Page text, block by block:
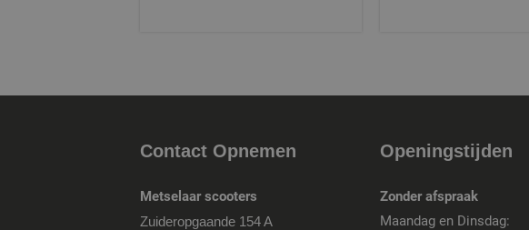
Contact Opnemen
Metselaar scooters
Zuideropgaande 154 A
Openingstijden
Zonder afspraak
Maandag en Dinsdag: